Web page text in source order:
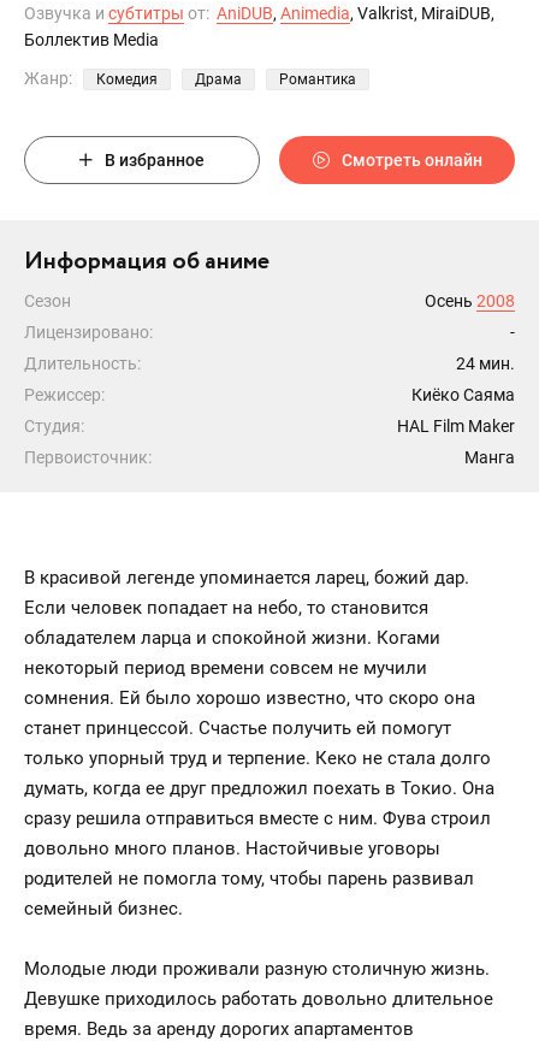
Озвучка и субтитры от: AniDUB, Animedia, Valkrist, MiraiDUB,
Боллектив Media
Жанр:
Комедия Драма Романтика
В избранное Смотреть онлайн
Информация об аниме
Сезон Осень 2008
Лицензировано:
-
Длительность:
24 мин.
Режиссер:
Киёко Саяма
Студия:
HAL Film Maker
Первоисточник:
Манга
В красивой легенде упоминается ларец, божий дар.
Если человек попадает на небо, то становится
обладателем ларца и спокойной жизни. Когами
некоторый период времени совсем не мучили
сомнения. Ей было хорошо известно, что скоро она
станет принцессой. Счастье получить ей помогут
только упорный труд и терпение. Кеко не стала долго
думать, когда ее друг предложил поехать в Токио. Она
сразу решила отправиться вместе с ним. Фува строил
довольно много планов. Настойчивые уговоры
родителей не помогла тому, чтобы парень развивал
семейный бизнес.
Молодые люди проживали разную столичную жизнь.
Девушке приходилось работать довольно длительное
время. Ведь за аренду дорогих апартаментов